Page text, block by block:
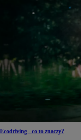
Ecodriving - co to znaczy?